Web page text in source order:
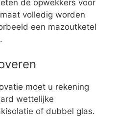
de opwekkers voor
volledig worden
een mazoutketel
moet u rekening
wettelijke
of dubbel glas.